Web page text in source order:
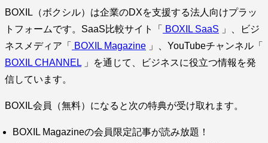
BOXIL（ボクシル）は企業のDXを支援する法人向けプラッ
トフォームです。SaaS比較サイト「
BOXIL SaaS 」、ビジ
ネスメディア「
BOXIL Magazine 」、YouTubeチャンネル「
BOXIL CHANNEL 」を通じて、ビジネスに役立つ情報を発
信しています。
BOXIL会員（無料）になると次の特典が受け取れます。
BOXIL Magazineの会員限定記事が読み放題！